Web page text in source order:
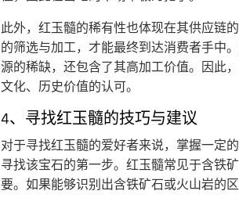
此外，红玉髓的稀有性也体现在其供应链
的筛选与加工，才能最终到达消费者手中
源的稀缺，还包含了其高加工价值。因此
文化、历史价值的认可。
4、寻找红玉髓的技巧与建议
对于寻找红玉髓的爱好者来说，掌握一定
寻找该宝石的第一步。红玉髓常见于含铁
要。如果能够识别出含铁矿石或火山岩的